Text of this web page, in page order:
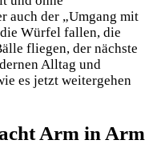
auch der „Umgang mit
Würfel fallen, die
fliegen, der nächste
Alltag und
es jetzt weitergehen
Arm in Arm